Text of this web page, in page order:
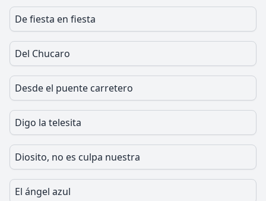
De fiesta en fiesta
Del Chucaro
Desde el puente carretero
Digo la telesita
Diosito, no es culpa nuestra
El ángel azul